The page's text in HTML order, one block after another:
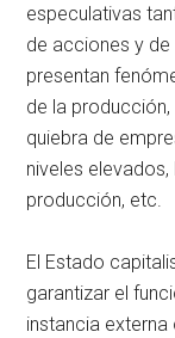
especulativas
de acciones y
presentan
de la
quiebra de
niveles
producción, etc.
El Estado
garantizar el
instancia